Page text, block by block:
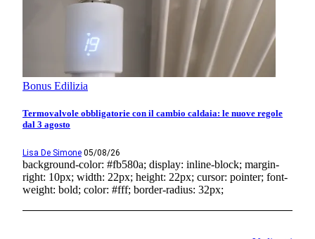
Bonus Edilizia
Termovalvole obbligatorie con il cambio caldaia: le nuove regole
dal 3 agosto
Lisa De Simone 05/08/26
background-color: #fb580a; display: inline-block; margin-
right: 10px; width: 22px; height: 22px; cursor: pointer; font-
weight: bold; color: #fff; border-radius: 32px;